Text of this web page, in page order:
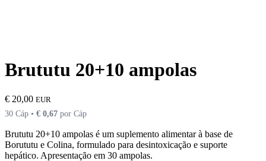
Brututu 20+10 ampolas
€ 20,00 EUR
30 Cáp • € 0,67 por Cáp
Brututu 20+10 ampolas é um suplemento alimentar à base de
Borututu e Colina, formulado para desintoxicação e suporte
hepático. Apresentação em 30 ampolas.